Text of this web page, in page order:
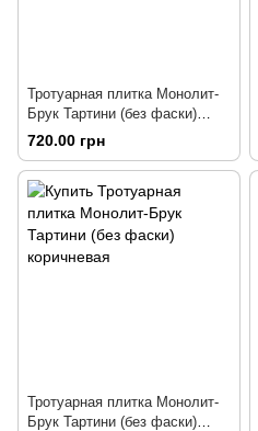
Тротуарная плитка Монолит-
Брук Тартини (без фаски)
красная
720.00 грн
Тротуарная плитка Монолит-
Брук Тартини (без фаски)